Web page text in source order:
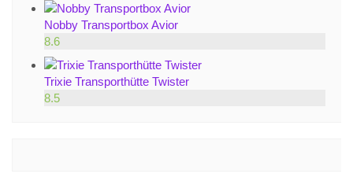
Nobby Transportbox Avior
8.6
Trixie Transporthütte Twister
8.5